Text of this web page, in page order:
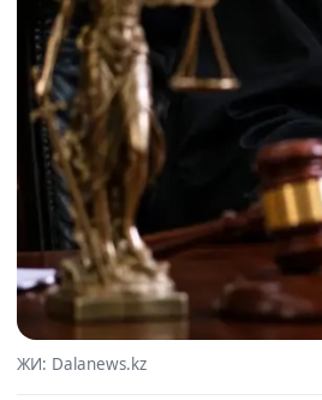
ЖИ: Dalanews.kz